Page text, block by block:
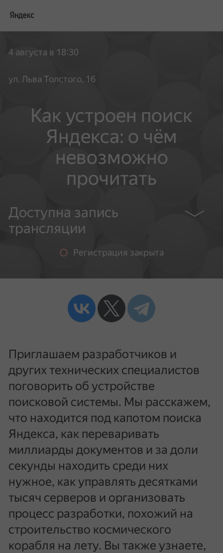
4 августа в 18:30
ул. Льва Толстого, 16
Как устроен поиск
Яндекса: о чём
невозможно
прочитать
Доступна запись
трансляции
Регистрация закрыта
Приглашаем разработчиков и
других технических специалистов
поговорить об устройстве
поисковой системы. Мы расскажем,
что находится под капотом поиска
Яндекса, как переваривать
миллиарды документов и за доли
секунды находить среди них
нужное, как управлять десятками
тысяч серверов и организовать
процесс разработки, похожий на
строительство космического
корабля на лету. Вы также узнаете,